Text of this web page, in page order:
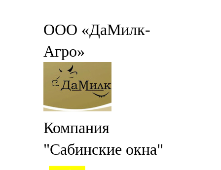
ООО «ДаМилк-
Агро»
Компания
"Сабинские окна"